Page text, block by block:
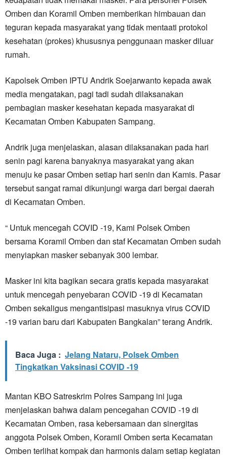
Omben dan Koramil Omben memberikan himbauan dan
teguran kepada masyarakat yang tidak mentaati protokol
kesehatan (prokes) khususnya penggunaan masker diluar
rumah.
Kapolsek Omben IPTU Andrik Soejarwanto kepada awak
media mengatakan, pagi tadi sudah dilaksanakan
pembagian masker kesehatan kepada masyarakat di
Kecamatan Omben Kabupaten Sampang.
Andrik juga menjelaskan, alasan dilaksanakan pada hari
senin pagi karena banyaknya masyarakat yang akan
menuju ke pasar Omben setiap hari senin dan Kamis. Pasar
tersebut sangat ramai dikunjungi warga dari bergai daerah
di Kecamatan Omben.
“ Untuk mencegah COVID -19, Kami Polsek Omben
bersama Koramil Omben dan staf Kecamatan Omben sudah
menyiapkan masker sebanyak 300 lembar.
Masker ini kita bagikan secara gratis kepada masyarakat
untuk mencegah penyebaran COVID -19 di Kecamatan
Omben sekaligus mengantisipasi masuknya virus COVID
-19 varian baru dari Kabupaten Bangkalan” terang Andrik.
Baca Juga : Jelang Nataru, Polsek Omben
Tingkatkan Vaksinasi COVID -19
Mantan KBO Satreskrim Polres Sampang ini juga
menjelaskan bahwa dalam pencegahan COVID -19 di
Kecamatan Omben, rasa kebersamaan dan sinergitas
anggota Polsek Omben, Koramil Omben serta Kecamatan
Omben terlihat kompak dan harmonis dalam setiap kegiatan